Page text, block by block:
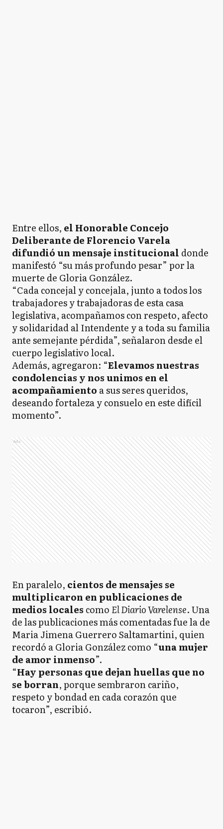
Entre ellos, el Honorable Concejo
Deliberante de Florencio Varela
difundió un mensaje institucional donde
manifestó “su más profundo pesar” por la
muerte de Gloria González.
“Cada concejal y concejala, junto a todos los
trabajadores y trabajadoras de esta casa
legislativa, acompañamos con respeto, afecto
y solidaridad al Intendente y a toda su familia
ante semejante pérdida”, señalaron desde el
cuerpo legislativo local.
Además, agregaron: “Elevamos nuestras
condolencias y nos unimos en el
acompañamiento a sus seres queridos,
deseando fortaleza y consuelo en este difícil
momento”.
Ads
En paralelo, cientos de mensajes se
multiplicaron en publicaciones de
medios locales como El Diario Varelense. Una
de las publicaciones más comentadas fue la de
Maria Jimena Guerrero Saltamartini, quien
recordó a Gloria González como “una mujer
de amor inmenso”.
“Hay personas que dejan huellas que no
se borran, porque sembraron cariño,
respeto y bondad en cada corazón que
tocaron”, escribió.